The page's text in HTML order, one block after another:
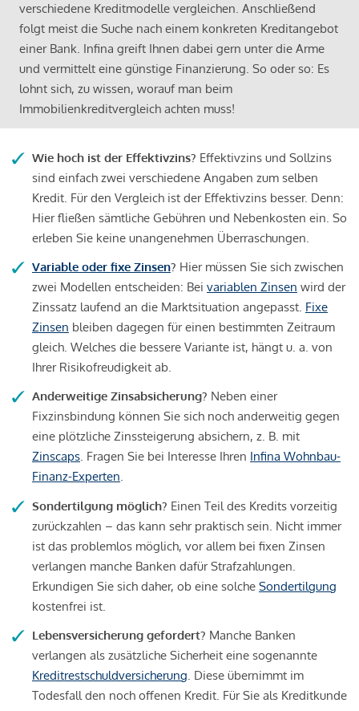
verschiedene Kreditmodelle vergleichen. Anschließend
folgt meist die Suche nach einem konkreten Kreditangebot
einer Bank. Infina greift Ihnen dabei gern unter die Arme
und vermittelt eine günstige Finanzierung. So oder so: Es
lohnt sich, zu wissen, worauf man beim
Immobilienkreditvergleich achten muss!
Wie hoch ist der Effektivzins? Effektivzins und Sollzins
sind einfach zwei verschiedene Angaben zum selben
Kredit. Für den Vergleich ist der Effektivzins besser. Denn:
Hier fließen sämtliche Gebühren und Nebenkosten ein. So
erleben Sie keine unangenehmen Überraschungen.
Variable oder fixe Zinsen? Hier müssen Sie sich zwischen
zwei Modellen entscheiden: Bei variablen Zinsen wird der
Zinssatz laufend an die Marktsituation angepasst. Fixe
Zinsen bleiben dagegen für einen bestimmten Zeitraum
gleich. Welches die bessere Variante ist, hängt u. a. von
Ihrer Risikofreudigkeit ab.
Anderweitige Zinsabsicherung? Neben einer
Fixzinsbindung können Sie sich noch anderweitig gegen
eine plötzliche Zinssteigerung absichern, z. B. mit
Zinscaps. Fragen Sie bei Interesse Ihren Infina Wohnbau-
Finanz-Experten.
Sondertilgung möglich? Einen Teil des Kredits vorzeitig
zurückzahlen – das kann sehr praktisch sein. Nicht immer
ist das problemlos möglich, vor allem bei fixen Zinsen
verlangen manche Banken dafür Strafzahlungen.
Erkundigen Sie sich daher, ob eine solche Sondertilgung
kostenfrei ist.
Lebensversicherung gefordert? Manche Banken
verlangen als zusätzliche Sicherheit eine sogenannte
Kreditrestschuldversicherung. Diese übernimmt im
Todesfall den noch offenen Kredit. Für Sie als Kreditkunde